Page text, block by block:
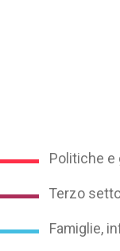
Politiche e
Terzo
Famiglie,